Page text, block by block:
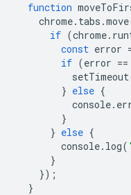
function
chrome. tabs .move
if (chrome.
const error
if (error ==
setTimeout
} else {
console.
}
} else {
console. log(
}
});
}